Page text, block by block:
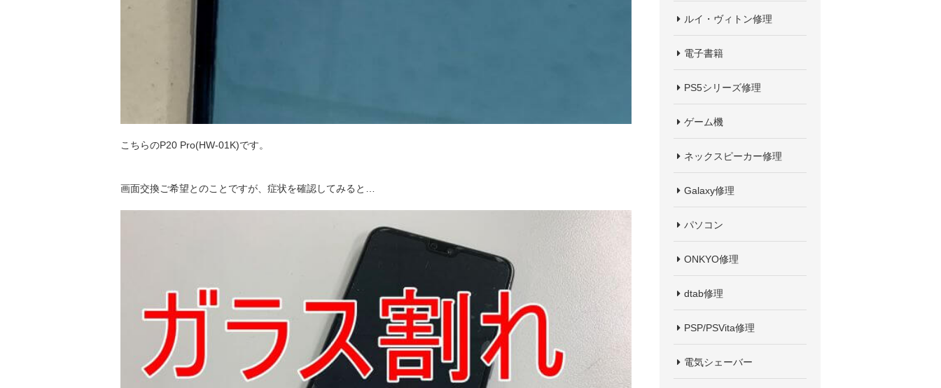
こちらのP20 Pro(HW-01K)です。
画面交換ご希望とのことですが、症状を確認してみると…
ルイ・ヴィトン修理
電子書籍
PS5シリーズ修理
ゲーム機
ネックスピーカー修理
Galaxy修理
パソコン
ONKYO修理
dtab修理
PSP/PSVita修理
電気シェーバー